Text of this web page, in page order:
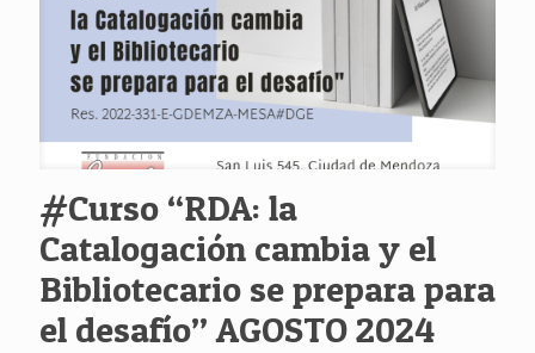
#Curso “RDA: la
Catalogación cambia y el
Bibliotecario se prepara para
el desafío” AGOSTO 2024